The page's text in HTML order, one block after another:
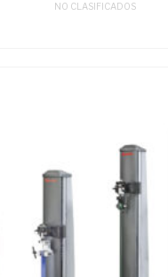
NO CLASIFICADOS